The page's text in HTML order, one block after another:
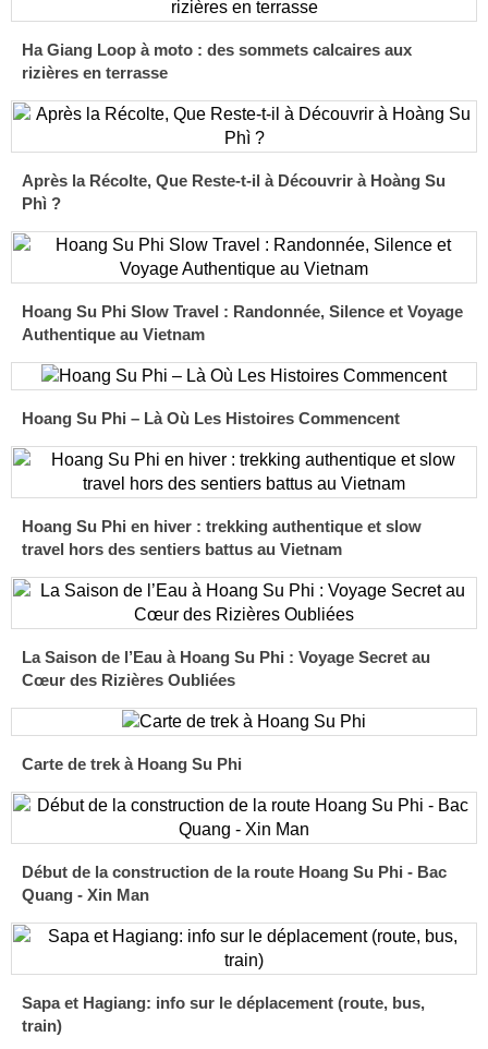
Ha Giang Loop à moto : des sommets calcaires aux
rizières en terrasse
Après la Récolte, Que Reste-t-il à Découvrir à Hoàng Su
Phì ?
Hoang Su Phi Slow Travel : Randonnée, Silence et Voyage
Authentique au Vietnam
Hoang Su Phi – Là Où Les Histoires Commencent
Hoang Su Phi en hiver : trekking authentique et slow
travel hors des sentiers battus au Vietnam
La Saison de l’Eau à Hoang Su Phi : Voyage Secret au
Cœur des Rizières Oubliées
Carte de trek à Hoang Su Phi
Début de la construction de la route Hoang Su Phi - Bac
Quang - Xin Man
Sapa et Hagiang: info sur le déplacement (route, bus,
train)